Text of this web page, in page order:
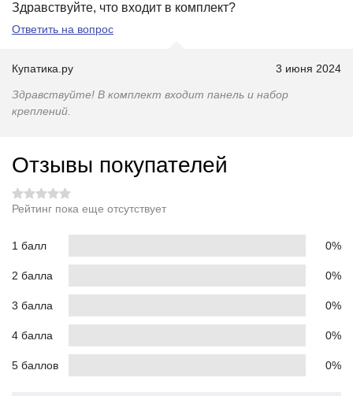
Здравствуйте, что входит в комплект?
Ответить на вопрос
Купатика.ру 3 июня 2024
Здравствуйте! В комплект входит панель и набор
креплений.
Отзывы покупателей
Рейтинг пока еще отсутствует
1 балл 0%
2 балла 0%
3 балла 0%
4 балла 0%
5 баллов 0%